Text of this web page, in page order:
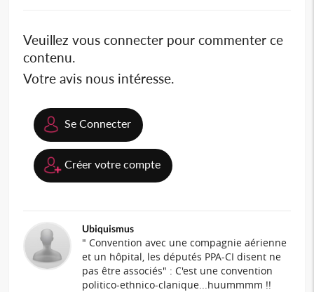
Veuillez vous connecter pour commenter ce
contenu.
Votre avis nous intéresse.
Se Connecter
Créer votre compte
Ubiquismus
" Convention avec une compagnie aérienne
et un hôpital, les députés PPA-CI disent ne
pas être associés" : C'est une convention
politico-ethnico-clanique...huummmm !!